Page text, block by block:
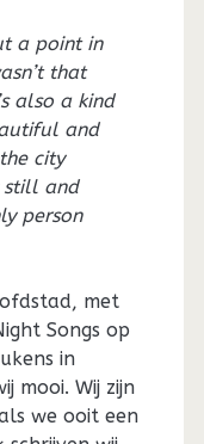
a point in
that
also a kind
and
city
still and
person
met
Songs op
in
mooi. Wij zijn
we ooit een